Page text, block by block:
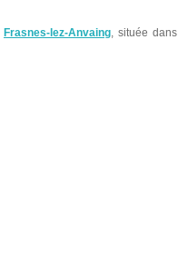
Frasnes-lez-Anvaing, située